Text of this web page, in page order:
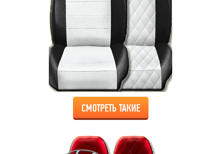
СМОТРЕТЬ ТАКИЕ